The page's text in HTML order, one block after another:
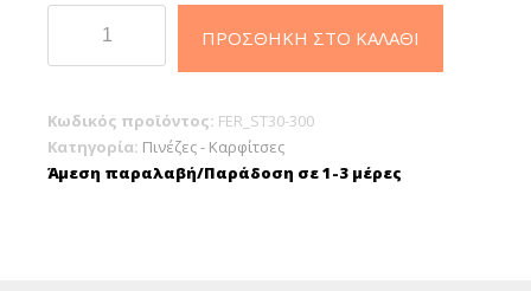
Ατσάλινες
ποσότητα
ΠΡΟΣΘΉΚΗ ΣΤΟ ΚΑΛΆΘΙ
Κωδικός προϊόντος: FER_ST30-300
Κατηγορία: Πινέζες - Καρφίτσες
Άμεση παραλαβή/Παράδοση σε 1-3 μέρες